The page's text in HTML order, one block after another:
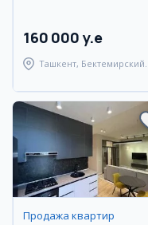
160 000 y.e
Ташкент, Бектемирский
Продажа квартир